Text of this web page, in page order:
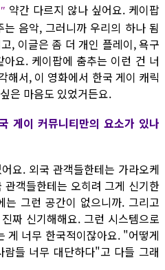
약간 다르지 않나 싶어요. 케이팝
음악, 그러니까 우리의 하나 됨
, 이글은 좀 더 개인 플레이, 욕구
요. 케이팝에 춤추는 이런 건 너
해서, 이 영화에서 한국 게이 캐릭
은 마음도 있었거든요.
게이 커뮤니티만의 요소가 있나
요. 외국 관객들한테는 가라오케
객들한테는 오히려 그게 신기한
그런 공간이 없으니까. 그리고
짜 신기해해요. 그런 시스템으로
게 너무 한국적이잖아요. "어떻게
들 너무 대단하다"고 다들 그래